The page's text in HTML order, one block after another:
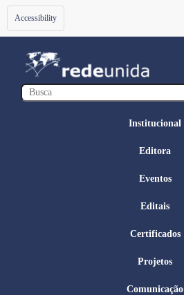
Toggle
navigation
Accessibility
Institucional
Editora
Eventos
Editais
Certificados
Projetos
Comunicação